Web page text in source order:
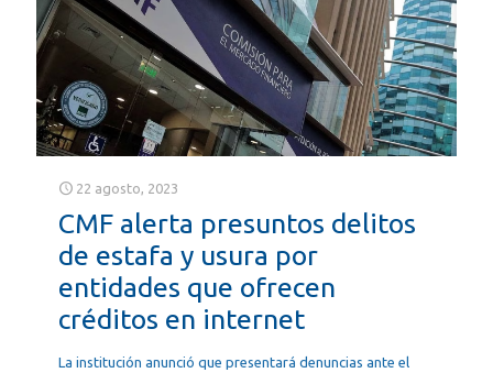
22 agosto, 2023
CMF alerta presuntos delitos
de estafa y usura por
entidades que ofrecen
créditos en internet
La institución anunció que presentará denuncias ante el